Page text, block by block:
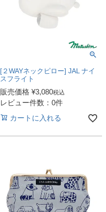
[２WAYネックピロー] JAL ナイ
スフライト
販売価格 ¥3,080税込
レビュー件数：0件
カートに入れる